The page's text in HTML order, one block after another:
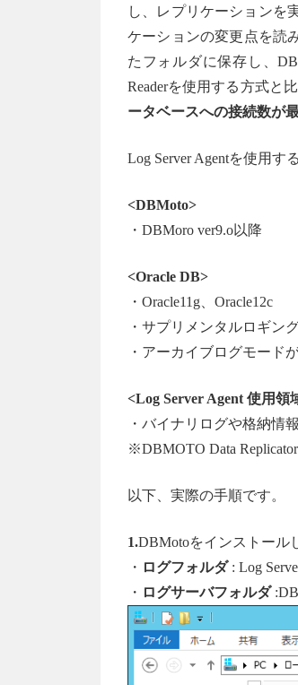
し、レプリケーションを
ケーションの変更点を読
たフォルダに保存し、
Readerを使用する方式と
ータベースへの接続数が
Log Server Agentを使用す
<DBMoto>
・DBMoro ver9.o以降
<Oracle DB>
・Oracle11g、Oracle12c
・サプリメンタルロギン
・アーカイブログモード
<Log Server Agent 使用領
・バイナリログや格納情
※DBMOTO Data
以下、実際の手順です。
1.DBMotoをインストール
・ ログフォルダ: Log
・ ログサーバフォルダ:DB